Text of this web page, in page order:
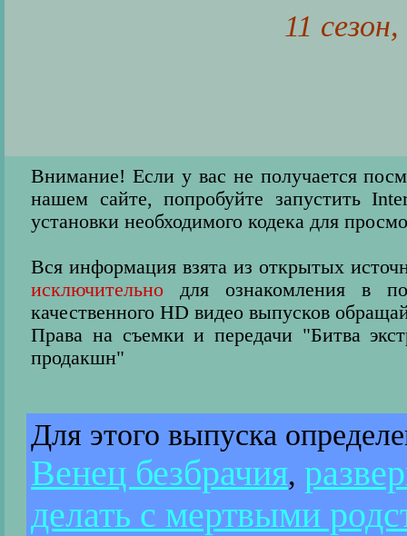
11
Внимание! Если у вас не получается
нашем сайте, попробуйте запустить
установки необходимого кодека для
Вся информация взята из открытых
исключительно для ознакомления в
качественного HD видео выпусков
Права на съемки и передачи "Битва
продакшн"
Для этого выпуска
Венец безбрачия,
делать с мертвыми